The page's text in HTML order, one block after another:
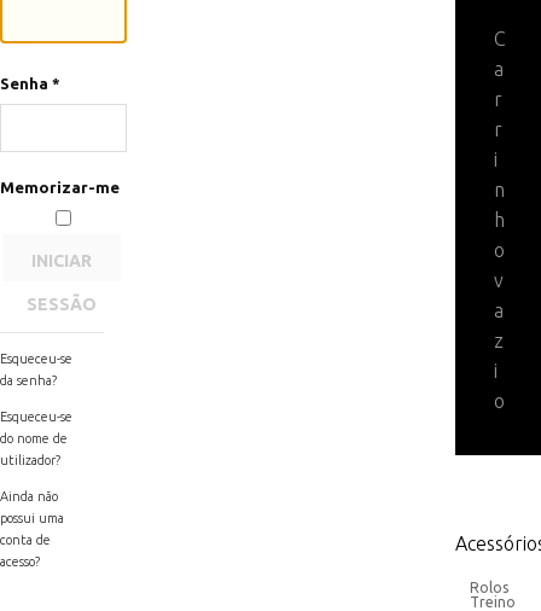
Senha *
Memorizar-me
INICIAR
SESSÃO
Esqueceu-se
da senha?
Esqueceu-se
do nome de
utilizador?
Ainda não
possui uma
conta de
acesso?
C
a
r
r
i
n
h
o
v
a
z
i
o
Rolos
Treino